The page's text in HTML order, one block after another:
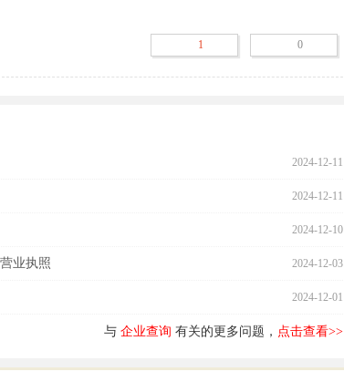
及公益演出、展览等,需专项审批的活动应在取得审批后方
品零售;玉石饰品零售;钻石首饰零售;陶瓷、玻璃器皿零售;
(文物除外,法律禁止经营的不得经营,涉及许可证的凭许可
1 0
2024-12-11
2024-12-11
2024-12-10
业执照 2024-12-03
2024-12-01
与 企业查询 有关的更多问题， 点击查看>>